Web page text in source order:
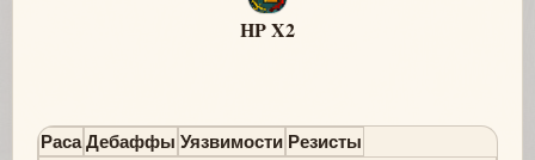
HP X2
Раса Дебаффы Уязвимости Резисты